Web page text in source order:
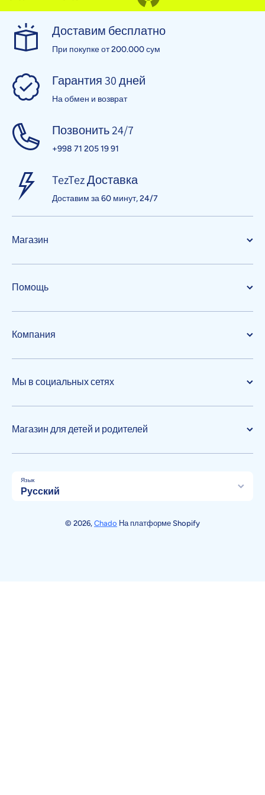
Доставим бесплатно
При покупке от 200.000 сум
Гарантия 30 дней
На обмен и возврат
Позвонить 24/7
+998 71 205 19 91
TezTez Доставка
Доставим за 60 минут, 24/7
Магазин
Помощь
Компания
Мы в социальных сетях
Магазин для детей и родителей
Язык
Русский
© 2026, Chado На платформе Shopify